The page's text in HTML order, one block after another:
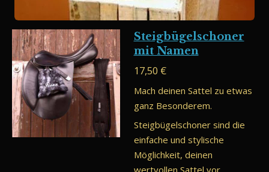
Steigbügelschoner
mit Namen
17,50 €
Mach deinen Sattel zu etwas
ganz Besonderem.
Steigbügelschoner sind die
einfache und stylische
Möglichkeit, deinen